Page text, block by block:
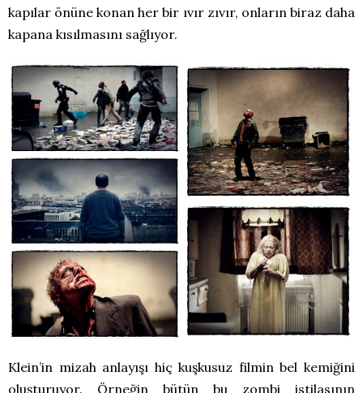
kapılar önüne konan her bir ıvır zıvır, onların biraz daha
kapana kısılmasını sağlıyor.
Klein’in mizah anlayışı hiç kuşkusuz filmin bel kemiğini
oluşturuyor. Örneğin bütün bu zombi istilasının